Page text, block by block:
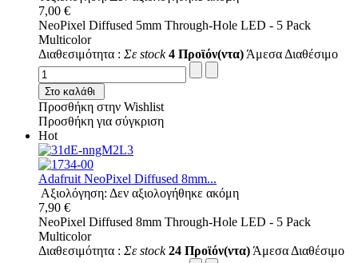
7,00 €
NeoPixel Diffused 5mm Through-Hole LED - 5 Pack
Multicolor
Διαθεσιμότητα : Σε stock 4 Προϊόν(ντα) Άμεσα Διαθέσιμο
Στο καλάθι
Προσθήκη στην Wishlist
Προσθήκη για σύγκριση
Hot
Adafruit NeoPixel Diffused 8mm...
Αξιολόγηση: Δεν αξιολογήθηκε ακόμη
7,90 €
NeoPixel Diffused 8mm Through-Hole LED - 5 Pack
Multicolor
Διαθεσιμότητα : Σε stock 24 Προϊόν(ντα) Άμεσα Διαθέσιμο